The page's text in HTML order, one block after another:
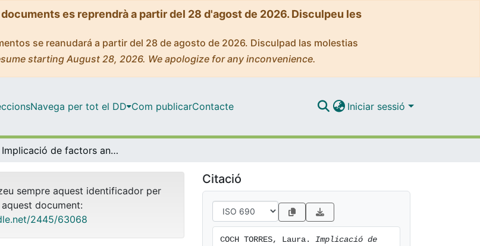
es reprendrà a partir del 28 d'agost de 2026. Disculpeu les
se reanudará a partir del 28 de agosto de 2026. Disculpad las molestias
starting August 28, 2026. We apologize for any inconvenience.
Navega per tot el DD Com publicarContacte Iniciar sessió
Implicació de factors antiangiogènics endògens en la hipertensió portal i la cirrosi hepàtica
sempre aquest identificador per
document:
2445/63068
Citació
COCH TORRES, Laura. Implicació de